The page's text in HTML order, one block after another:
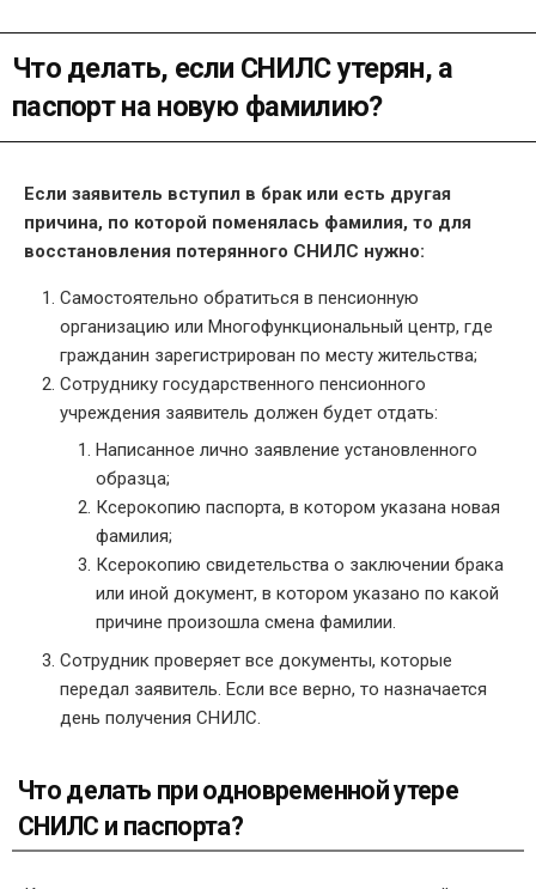
Что делать, если СНИЛС утерян, а
паспорт на новую фамилию?
Если заявитель вступил в брак или есть другая
причина, по которой поменялась фамилия, то для
восстановления потерянного СНИЛС нужно:
Самостоятельно обратиться в пенсионную
организацию или Многофункциональный центр, где
гражданин зарегистрирован по месту жительства;
Сотруднику государственного пенсионного
учреждения заявитель должен будет отдать:
Написанное лично заявление установленного
образца;
Ксерокопию паспорта, в котором указана новая
фамилия;
Ксерокопию свидетельства о заключении брака
или иной документ, в котором указано по какой
причине произошла смена фамилии.
Сотрудник проверяет все документы, которые
передал заявитель. Если все верно, то назначается
день получения СНИЛС.
Что делать при одновременной утере
СНИЛС и паспорта?